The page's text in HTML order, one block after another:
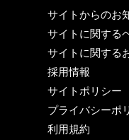
サイトからのお
サイトに関する
サイトに関する
採用情報
サイトポリシー
プライバシーポ
利用規約